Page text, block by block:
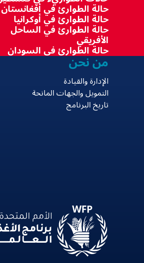
حالة الطوارئ في أفغانستان
حالة الطوارئ في أوكرانيا
حالة الطوارئ في الساحل
الأفريقي
حالة الطوارئ في السودان
من نحن
الإدارة والقيادة
التمويل والجهات المانحة
تاريخ البرنامج